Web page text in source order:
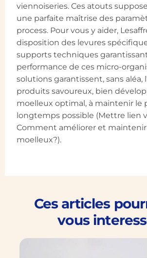
viennoiseries. Ces atouts
une parfaite maîtrise des
process. Pour vous y aider,
disposition des levures
supports techniques
performance de ces micro-
solutions garantissent, sans aléa,
produits savoureux, bien
moelleux optimal, à maintenir le
longtemps possible (Mettre lien
Comment améliorer et maintenir
moelleux?).
Ces articles
vous